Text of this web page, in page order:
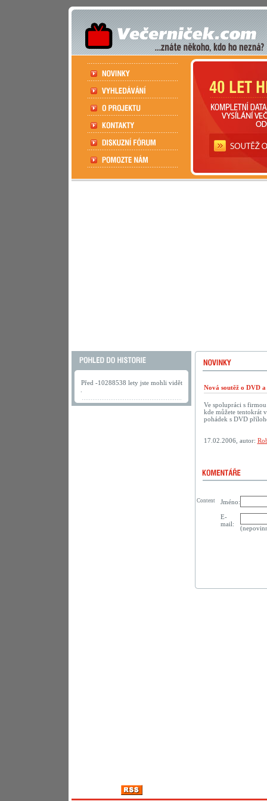
Před -10288538 lety jste mohli vidět
Nová soutěž o DVD
Ve spolupráci s
kde můžete tentokrát
pohádek s DVD
17.02.2006, autor:
Jméno:
E-
mail:
Content